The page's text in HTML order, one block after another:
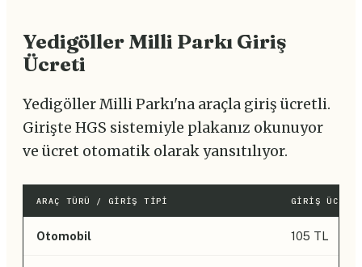
Yedigöller Milli Parkı Giriş
Ücreti
Yedigöller Milli Parkı'na araçla giriş ücretli.
Girişte HGS sistemiyle plakanız okunuyor
ve ücret otomatik olarak yansıtılıyor.
ARAÇ TÜRÜ / GIRIŞ TIPI GIRIŞ
Otomobil 105 TL